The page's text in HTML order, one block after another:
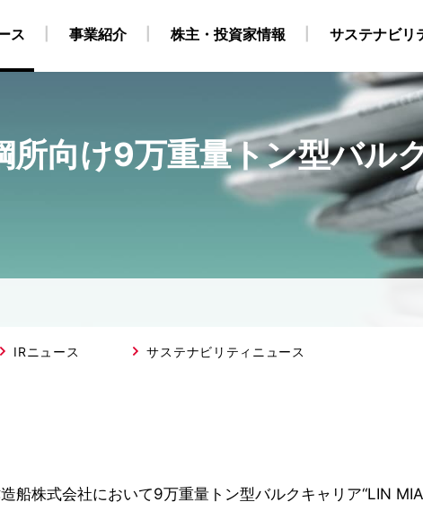
所向け9万重量トン型バル
IRニュース サステナビリティニュース
株式会社において9万重量トン型バルクキャリア“LIN
ス
原油・LPG事業 洋上風力関連
事業紹介
IRカレンダー 個人株主・投
株主・投資家情報
外部からの評価 環境 社会 ガ
サステナブル
サステナビリ
グループ会社・海外拠点 役員構成 組織
機関学生・自社養成コース） 海上職 キャリア採用情報